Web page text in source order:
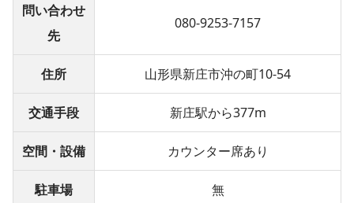
問い合わせ
先
080-9253-7157
住所 山形県新庄市沖の町10-54
交通手段 新庄駅から377m
空間・設備 カウンター席あり
駐車場 無